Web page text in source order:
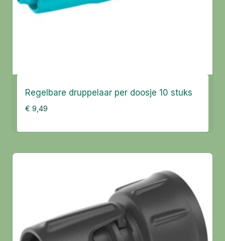
Regelbare druppelaar per doosje 10 stuks
€ 9,49